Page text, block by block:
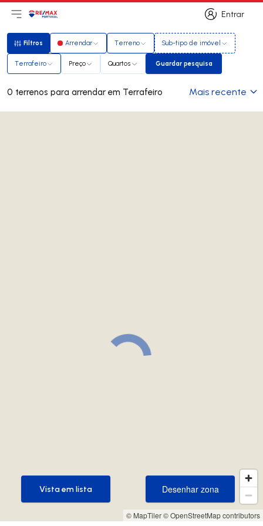
Entrar
Entrar
Abri menu principal
LogoIr para página inicial
Filtros
Filtros Arrendar Terreno Sub-tipo de imóvel
Terrafeiro Preço Quartos Guardar pesquisa
Guardar pesquisa
0 terrenos para arrendar em Terrafeiro Mais recente
© MapTiler© OpenStreetMap contributors
Desenhar zona
Desenhar zona
Vista em lista
Vista em lista